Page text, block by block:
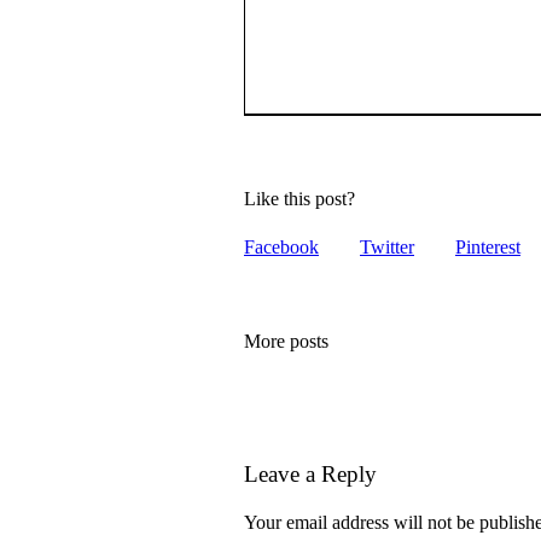
Like this post?
Facebook Twitter Pinterest
More posts
Leave a Reply
Your email address will not be